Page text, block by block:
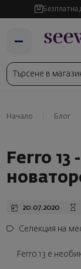
Безплатна
Начало Блог
Ferro 13
20.07.2020
Селекция на
Ferro 13 е